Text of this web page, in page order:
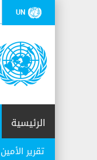
UN
الرئيسية
تقرير